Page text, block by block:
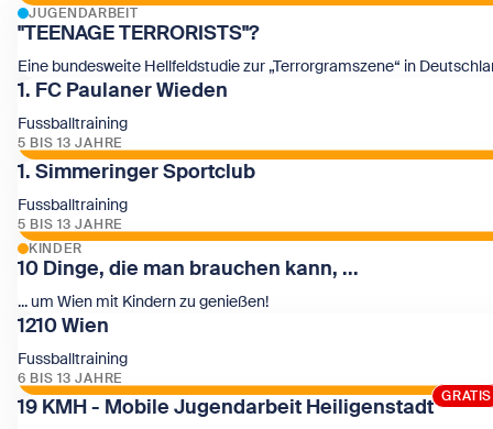
Zeige
JUGENDARBEIT
"TEENAGE TERRORISTS"?
Eine bundesweite Hellfeldstudie zur „Terrorgramszene“ in
Zeige "TEENAGE TERRORISTS"?
1. FC Paulaner Wieden
Fussballtraining
5 BIS 13 JAHRE
Zeige 1. FC Paulaner Wieden
1. Simmeringer Sportclub
Fussballtraining
5 BIS 13 JAHRE
Zeige 1. Simmeringer Sportclub
KINDER
10 Dinge, die man brauchen kann, ...
... um Wien mit Kindern zu genießen!
Zeige 10 Dinge, die man brauchen kann, ...
1210 Wien
Fussballtraining
6 BIS 13 JAHRE
Zeige 1210 Wien GRATIS
GRATIS
19 KMH - Mobile Jugendarbeit Heiligenstadt